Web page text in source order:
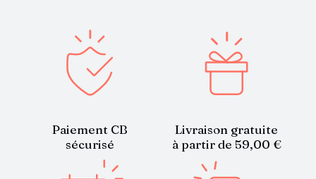
Paiement CB
sécurisé
Livraison gratuite
à partir de 59,00 €